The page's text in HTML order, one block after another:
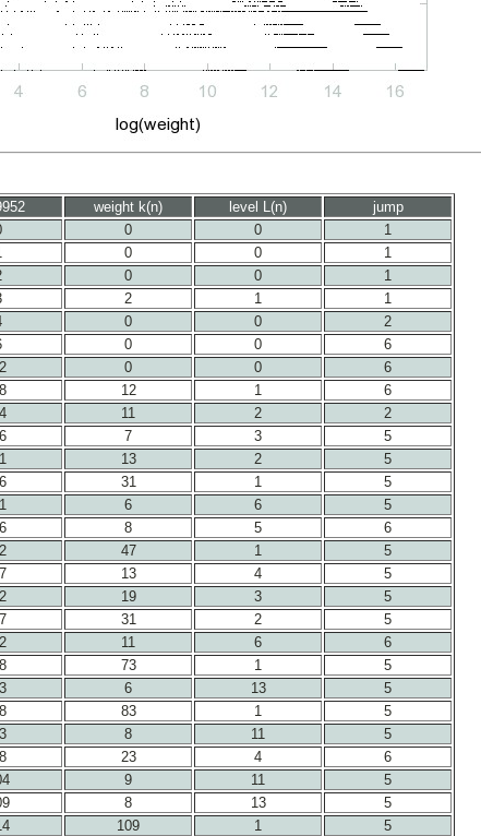
weight k(n) level L(n)
jump
0 0
1
0 0
1
0 0
1
2 1
1
0 0
2
0 0
6
0 0
6
12 1
6
11 2
2
7 3
5
13 2
5
31 1
5
6 6
5
8 5
6
47 1
5
13 4
5
19 3
5
31 2
5
11 6
6
73 1
5
6 13
5
83 1
5
8 11
5
23 4
6
9 11
5
8 13
5
109 1
5